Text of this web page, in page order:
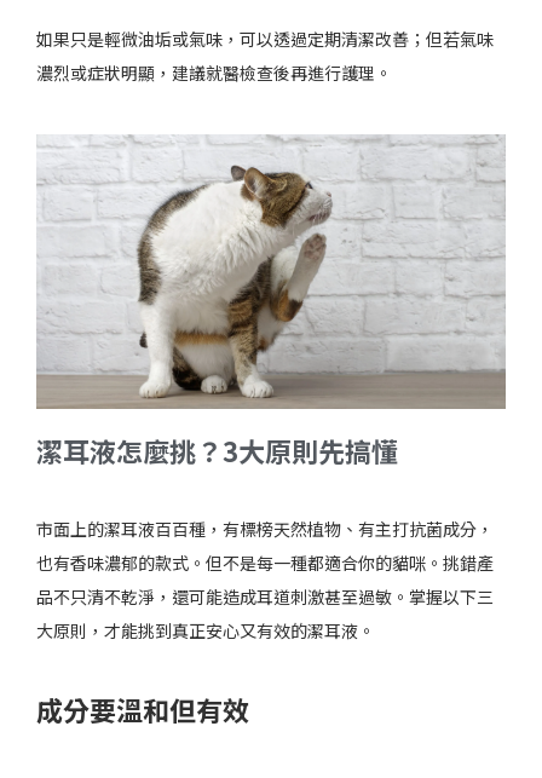
如果只是輕微油垢或氣味，可以透過定期清潔改善；但若氣味
濃烈或症狀明顯，建議就醫檢查後再進行護理。
潔耳液怎麼挑？3大原則先搞懂
市面上的潔耳液百百種，有標榜天然植物、有主打抗菌成分，
也有香味濃郁的款式。但不是每一種都適合你的貓咪。挑錯產
品不只清不乾淨，還可能造成耳道刺激甚至過敏。掌握以下三
大原則，才能挑到真正安心又有效的潔耳液。
成分要溫和但有效